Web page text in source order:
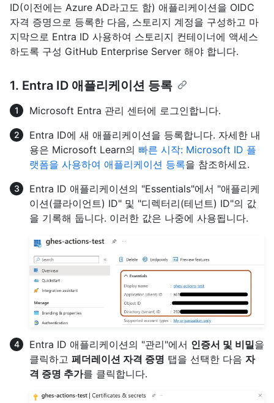
ID(이전에는 Azure AD라고도 함) 애플리케이션을 OIDC
자격 증명으로 등록한 다음, 스토리지 계정을 구성하고 마
지막으로 Entra ID 사용하여 스토리지 컨테이너에 액세스
하도록 구성 GitHub Enterprise Server 해야 합니다.
1. Entra ID 애플리케이션 등록
Microsoft Entra 관리 센터에 로그인합니다.
Entra ID에 새 애플리케이션을 등록합니다. 자세한 내
용은 Microsoft Learn의 빠른 시작: Microsoft ID 플
랫폼을 사용하여 애플리케이션 등록을 참조하세요.
Entra ID 애플리케이션의 "Essentials"에서 "애플리케
이션(클라이언트) ID" 및 "디렉터리(테넌트) ID"의 값
을 기록해 둡니다. 이러한 값은 나중에 사용됩니다.
Entra ID 애플리케이션의 "관리"에서 인증서 및 비밀을
클릭하고 페더레이션 자격 증명 탭을 선택한 다음 자
격 증명 추가를 클릭합니다.